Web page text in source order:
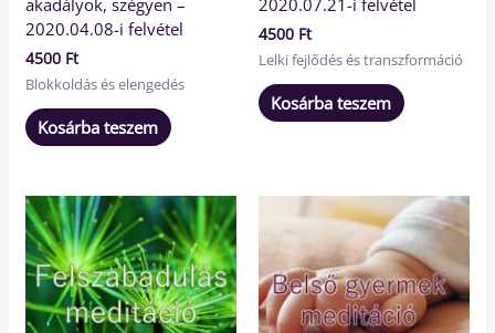
akadályok, szégyen –
2020.04.08-i felvétel
4500 Ft
Blokkoldás és elengedés
Kosárba teszem
2020.07.21-i felvétel
4500 Ft
Lelki fejlődés és transzformáció
Kosárba teszem